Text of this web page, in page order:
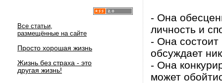
Все статьи,
размещённые на сайте
Просто хорошая жизнь
Жизнь без страха - это
другая жизнь!
- Она
личность и
- Она состоит
обсуждает
- Она
может